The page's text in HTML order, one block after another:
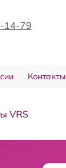
14-79
Контакты
VRS